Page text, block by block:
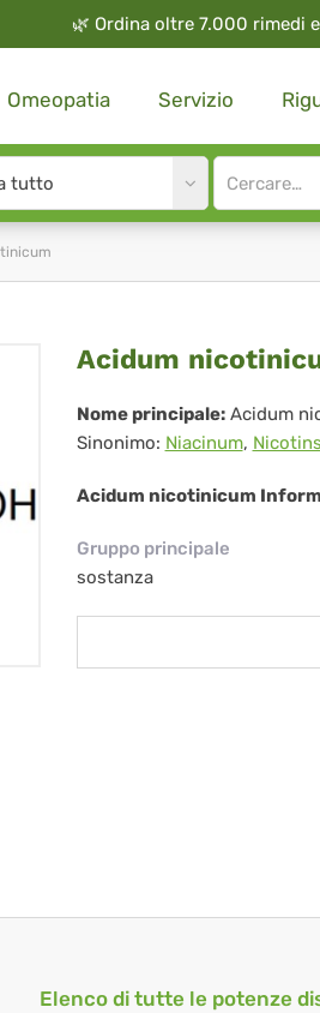
🌿 Ordina oltre 7.000 rimedi
Omeopatia Servizio
Site
search
Acidum
nicotinicum
Acidum
Nome principale: Acidum
Sinonimo: Niacinum,
Acidum nicotinicum
Gruppo principale
sostanza
Elenco di tutte le potenze